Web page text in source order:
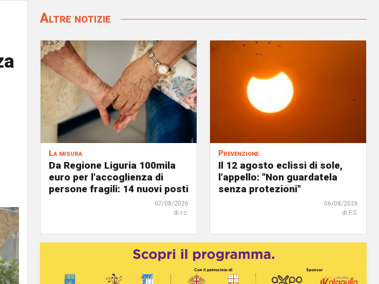
Altre notizie
La misura
Da Regione Liguria 100mila
euro per l'accoglienza di
persone fragili: 14 nuovi posti
07/08/2026
di r.c.
Prevenzione
Il 12 agosto eclissi di sole,
l'appello: "Non guardatela
senza protezioni"
06/08/2026
di F.S.